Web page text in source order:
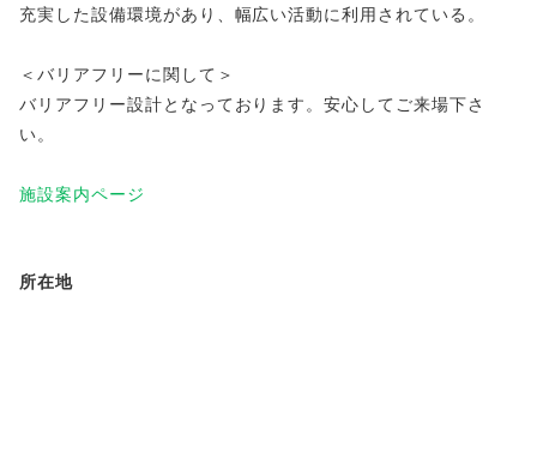
充実した設備環境があり、幅広い活動に利用されている。
＜バリアフリーに関して＞
バリアフリー設計となっております。安心してご来場下さ
い。
施設案内ページ
所在地